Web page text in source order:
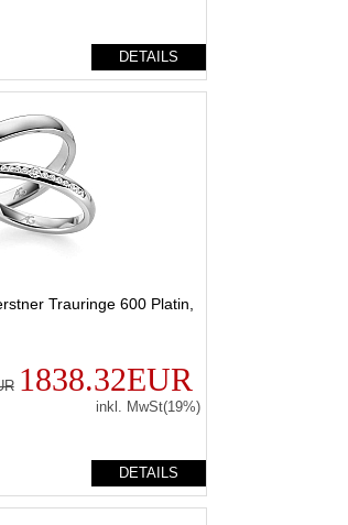
DETAILS
Trauringe 600 Platin,
1838.32EUR
inkl. MwSt(19%)
DETAILS